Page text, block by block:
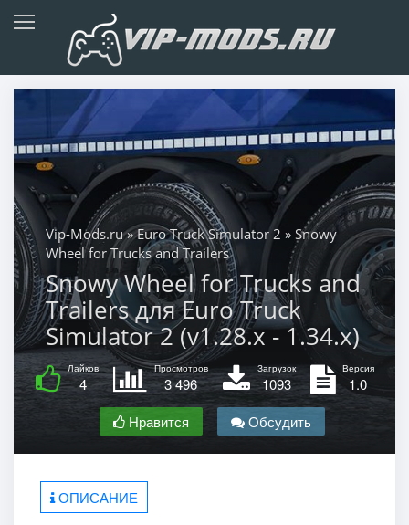
Vip-Mods.ru»Euro Truck Simulator 2 » Snowy
Wheel for Trucks and Trailers
Snowy Wheel for Trucks and
Trailers для Euro Truck
Simulator 2 (v1.28.x - 1.34.x)
Лайков
4
Просмотров
3 496
Загрузок
1093
Версия
1.0
Нравится
Обсудить
ОПИСАНИЕ